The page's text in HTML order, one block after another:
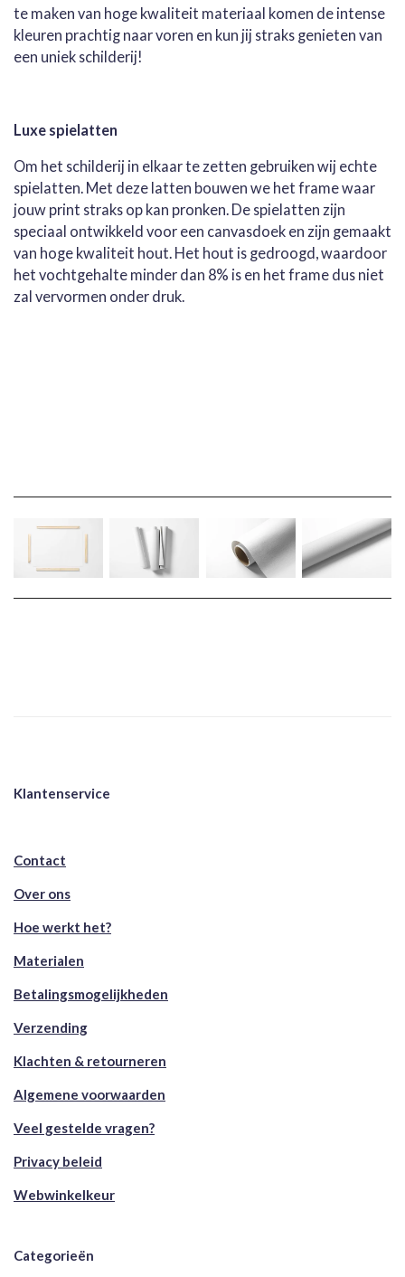
te maken van hoge kwaliteit materiaal komen de intense
kleuren prachtig naar voren en kun jij straks genieten van
een uniek schilderij!
Luxe spielatten
Om het schilderij in elkaar te zetten gebruiken wij echte
spielatten. Met deze latten bouwen we het frame waar
jouw print straks op kan pronken. De spielatten zijn
speciaal ontwikkeld voor een canvasdoek en zijn gemaakt
van hoge kwaliteit hout. Het hout is gedroogd, waardoor
het vochtgehalte minder dan 8% is en het frame dus niet
zal vervormen onder druk.
Klantenservice
Contact
Over ons
Hoe werkt het?
Materialen
Betalingsmogelijkheden
Verzending
Klachten & retourneren
Algemene voorwaarden
Veel gestelde vragen?
Privacy beleid
Webwinkelkeur
Categorieën